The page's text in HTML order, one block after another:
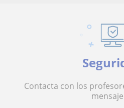
Contacta con los